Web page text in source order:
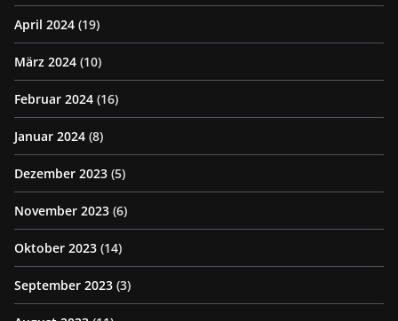
April 2024 (19)
März 2024 (10)
Februar 2024 (16)
Januar 2024 (8)
Dezember 2023 (5)
November 2023 (6)
Oktober 2023 (14)
September 2023 (3)